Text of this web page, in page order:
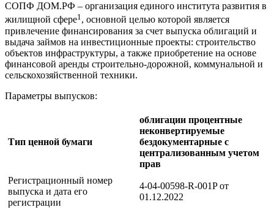
СОПФ ДОМ.РФ – организация единого института развития в
жилищной сфере1 , основной целью которой является
привлечение финансирования за счет выпуска облигаций и
выдача займов на инвестиционные проекты: строительство
объектов инфраструктуры, а также приобретение на основе
финансовой аренды строительно-дорожной, коммунальной и
сельскохозяйственной техники.
Параметры выпусков:
Тип ценной бумаги
облигации процентные
неконвертируемые
бездокументарные с
централизованным учетом
прав
Регистрационный номер
выпуска и дата его
регистрации
4-04-00598-R-001P от
01.12.2022